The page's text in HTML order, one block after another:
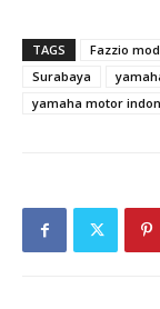
TAGS Fazzio
Surabaya
yamaha motor